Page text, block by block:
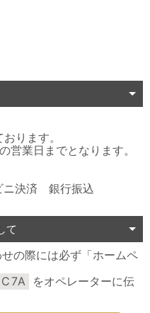
ります。
営業日までとなります。
ニ決済 銀行振込
て
の際には必ず「ホームペ
をオペレーターに伝